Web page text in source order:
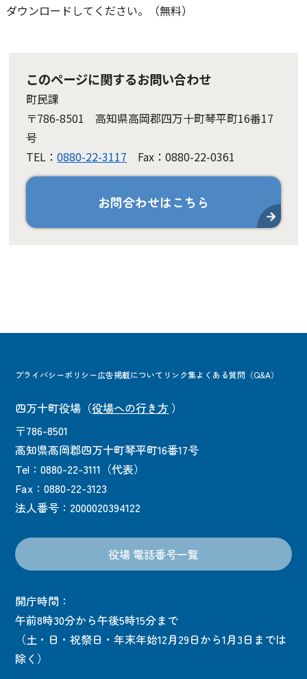
ダウンロードしてください。（無料）
このページに関するお問い合わせ
町民課
〒786-8501 高知県高岡郡四万十町琴平町16番17
号
TEL：0880-22-3117 Fax：0880-22-0361
お問合わせはこちら
プライバシーポリシー広告掲載について リンク集よくある質問（Q&A）
四万十町役場 （役場への行き方 ）
〒786-8501
高知県高岡郡四万十町琴平町16番17号
Tel：0880-22-3111（代表）
Fax：0880-22-3123
法人番号：2000020394122
役場 電話番号一覧
開庁時間：
午前8時30分から午後5時15分まで
（土・日・祝祭日・年末年始12月29日から1月3日までは
除く）